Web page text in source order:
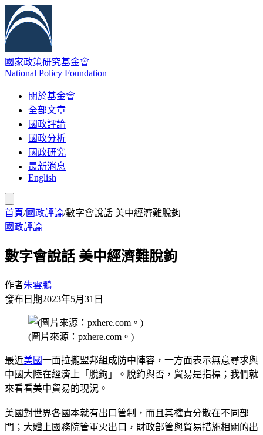
國家政策研究基金會
National Policy Foundation
關於基金會
全部文章
國政評論
國政分析
國政研究
最新消息
English
首頁/國政評論/數字會說話 美中經濟難脫鉤
國政評論
數字會說話 美中經濟難脫鉤
作者朱雲鵬
發布日期2023年5月31日
(圖片來源：pxhere.com。)
最近美國一面拉攏盟邦組成防中陣容，一方面表示無意尋求與
中國大陸在經濟上「脫鉤」。脫鉤與否，貿易是指標；我們就
來看看美中貿易的現況。
美國對世界各國本就有出口管制，而且其權責分散在不同部
門；大體上國務院管軍火出口，財政部管與貿易措施相關的出